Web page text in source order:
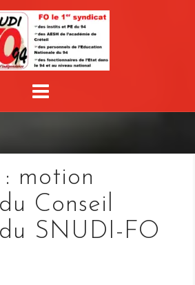
motion
Conseil
SNUDI-FO